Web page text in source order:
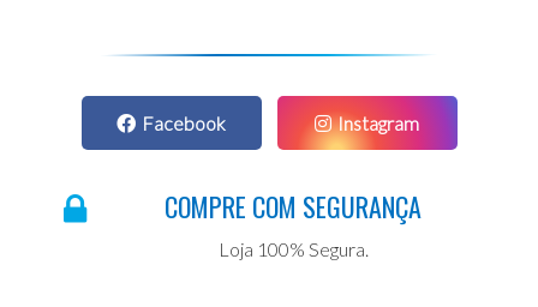
Facebook Instagram
COMPRE COM SEGURANÇA
Loja 100% Segura.